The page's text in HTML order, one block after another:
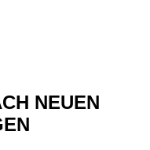
NEUEN